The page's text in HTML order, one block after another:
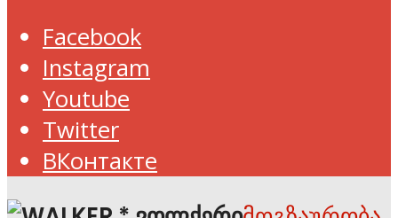
Facebook
Instagram
Youtube
Twitter
ВКонтакте